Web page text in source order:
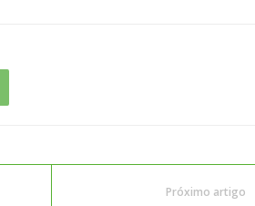
Próximo artigo